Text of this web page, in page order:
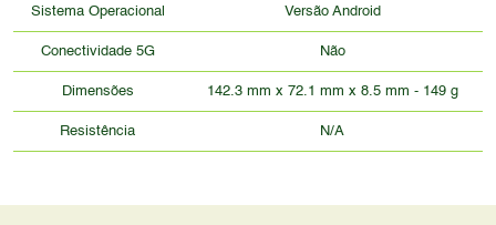
Sistema Operacional Versão Android
Conectividade 5G Não
Dimensões 142.3 mm x 72.1 mm x 8.5 mm - 149 g
Resistência N/A